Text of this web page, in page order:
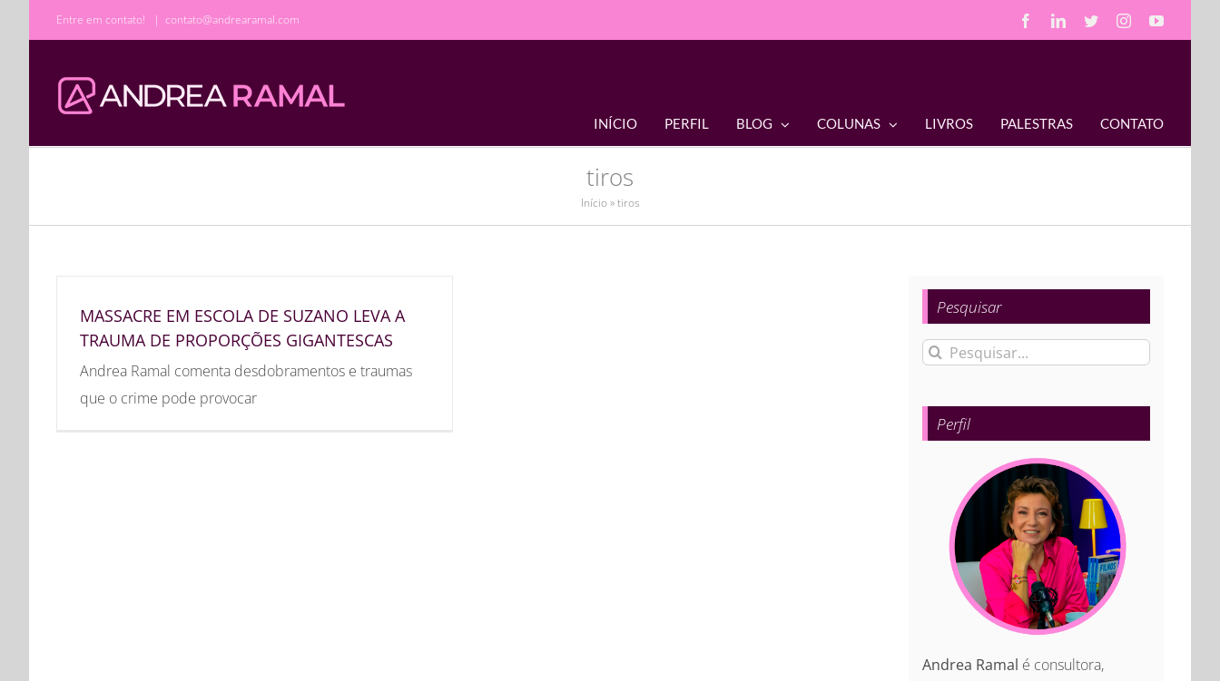
Entre em contato! | contato@andrearamal.com FacebookLinkedIn
TwitterInstagramYouTube
INÍCIO PERFIL BLOG COLUNAS LIVROS PALESTRAS CONTATO
tiros
Início»tiros
MASSACRE EM ESCOLA DE SUZANO LEVA A
TRAUMA DE PROPORÇÕES GIGANTESCAS
Andrea Ramal comenta desdobramentos e traumas
que o crime pode provocar
Pesquisar
Buscar
para:
Perfil
Andrea Ramal é consultora,